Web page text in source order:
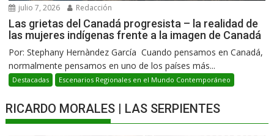
julio 7, 2026 Redacción
Las grietas del Canadá progresista – la realidad de
las mujeres indígenas frente a la imagen de Canadá
Por: Stephany Hernàndez García Cuando pensamos en Canadá,
normalmente pensamos en uno de los países más...
Destacadas Escenarios Regionales en el Mundo Contemporáneo
RICARDO MORALES | LAS SERPIENTES